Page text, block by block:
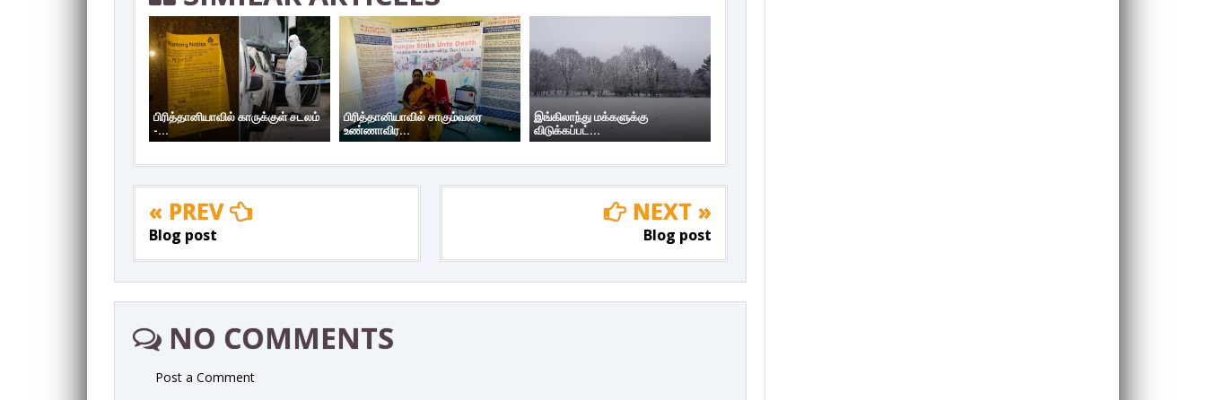
பிரித்தானியாவில் காருக்குள் சடலம்
-...
பிரித்தானியாவில் சாகும்வரை
உண்ணாவிர...
இங்கிலாந்து மக்களுக்கு
விடுக்கப்பட்...
« PREV
Blog post
NEXT »
Blog post
NO COMMENTS
Post a Comment